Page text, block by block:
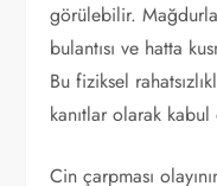
görülebilir.
bulantısı ve hatta
Bu fiziksel
kanıtlar olarak
Cin çarpması